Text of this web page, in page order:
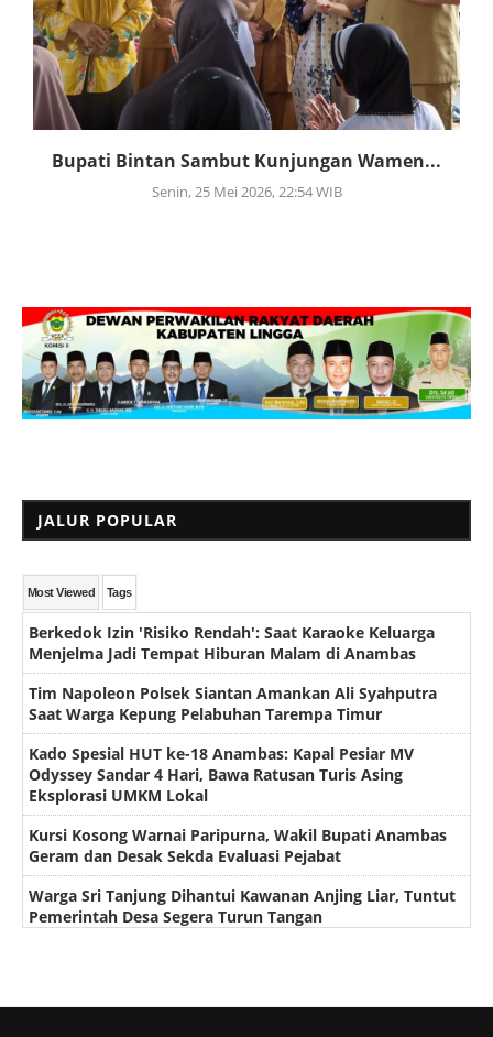
Bupati Bintan Sambut Kunjungan Wamen...
Senin, 25 Mei 2026, 22:54 WIB
JALUR POPULAR
Most Viewed Tags
Berkedok Izin 'Risiko Rendah': Saat Karaoke Keluarga
Menjelma Jadi Tempat Hiburan Malam di Anambas
Tim Napoleon Polsek Siantan Amankan Ali Syahputra
Saat Warga Kepung Pelabuhan Tarempa Timur
Kado Spesial HUT ke-18 Anambas: Kapal Pesiar MV
Odyssey Sandar 4 Hari, Bawa Ratusan Turis Asing
Eksplorasi UMKM Lokal
Kursi Kosong Warnai Paripurna, Wakil Bupati Anambas
Geram dan Desak Sekda Evaluasi Pejabat
Warga Sri Tanjung Dihantui Kawanan Anjing Liar, Tuntut
Pemerintah Desa Segera Turun Tangan